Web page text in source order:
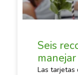
Seis
Las tarjetas